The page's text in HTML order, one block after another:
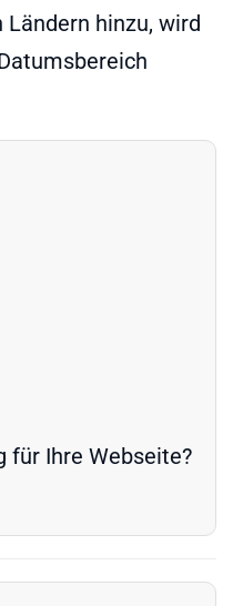
hinzu, wird
für Ihre Webseite?